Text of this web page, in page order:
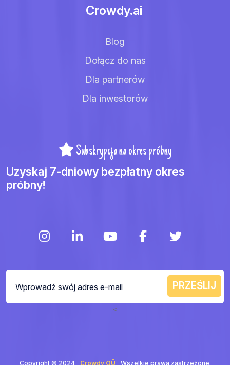
Crowdy.ai
Blog
Dołącz do nas
Dla partnerów
Dla inwestorów
Subskrypcja na okres próbny
Uzyskaj 7-dniowy bezpłatny okres
próbny!
<
Copyright © 2024 Crowdy OÜ Wszelkie prawa zastrzeżone.